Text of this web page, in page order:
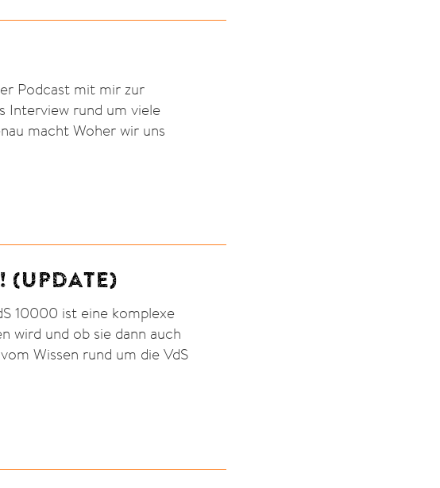
Podcast mit mir zur
Interview rund um viele
macht Woher wir uns
(UPDATE)
10000 ist eine komplexe
wird und ob sie dann auch
Wissen rund um die VdS